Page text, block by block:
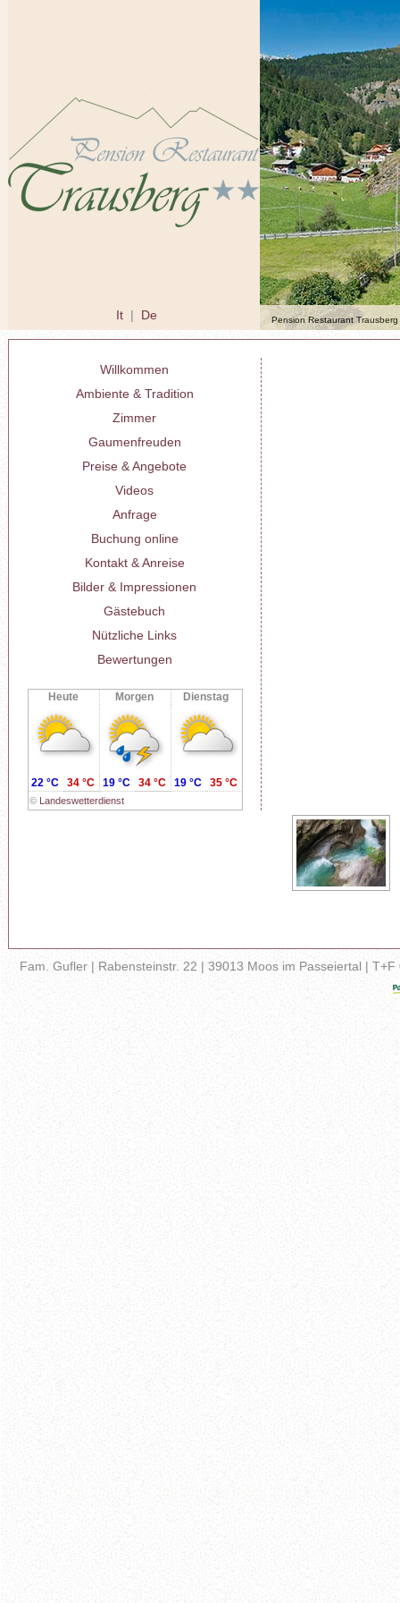
It De
Pension Restaurant
Willkommen
Ambiente & Tradition
Zimmer
Gaumenfreuden
Preise & Angebote
Videos
Anfrage
Buchung online
Kontakt & Anreise
Bilder & Impressionen
Gästebuch
Nützliche Links
Bewertungen
Heute Morgen Dienstag
© Landeswetterdienst
22 °C 34 °C 19 °C 34 °C 19 °C 35 °C
Fam. Gufler | Rabensteinstr. 22 | 39013 Moos im Passeiertal |